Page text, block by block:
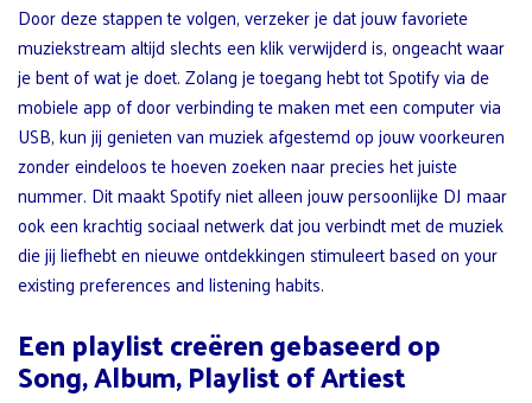
Door deze stappen te volgen, verzeker je dat jouw favoriete
muziekstream altijd slechts een klik verwijderd is, ongeacht waar
je bent of wat je doet. Zolang je toegang hebt tot Spotify via de
mobiele app of door verbinding te maken met een computer via
USB, kun jij genieten van muziek afgestemd op jouw voorkeuren
zonder eindeloos te hoeven zoeken naar precies het juiste
nummer. Dit maakt Spotify niet alleen jouw persoonlijke DJ maar
ook een krachtig sociaal netwerk dat jou verbindt met de muziek
die jij liefhebt en nieuwe ontdekkingen stimuleert based on your
existing preferences and listening habits.
Een playlist creëren gebaseerd op
Song, Album, Playlist of Artiest